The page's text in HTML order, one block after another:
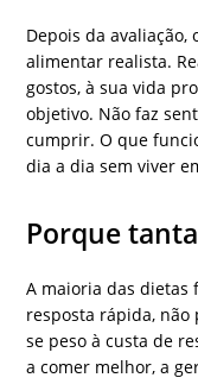
Depois da
alimentar realista.
gostos, à sua vida
objetivo. Não faz
cumprir. O que
dia a dia sem viver
Porque
A maioria das
resposta rápida,
se peso à custa de
a comer melhor, a